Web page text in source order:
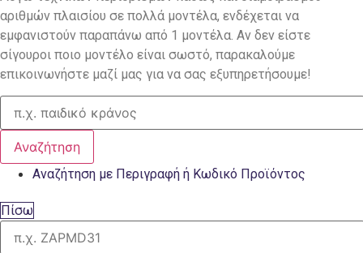
αριθμών πλαισίου σε πολλά μοντέλα, ενδέχεται να
εμφανιστούν παραπάνω από 1 μοντέλα. Αν δεν είστε
σίγουροι ποιο μοντέλο είναι σωστό, παρακαλούμε
επικοινωνήστε μαζί μας για να σας εξυπηρετήσουμε!
Αναζήτηση
Αναζήτηση με Περιγραφή ή Κωδικό Προϊόντος
Πίσω